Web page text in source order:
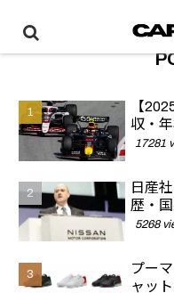
【
収・
17281
日産
歴・
5268
プー
ャッ